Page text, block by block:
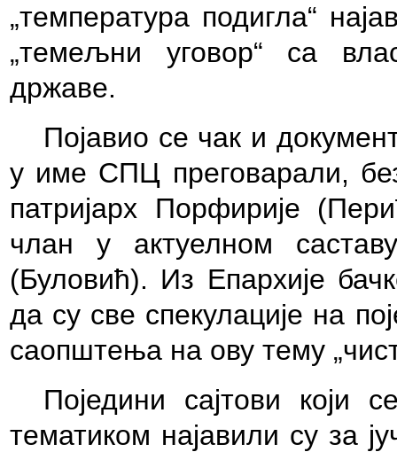
„температура подигла“
„темељни уговор“ са
државе.
Појавио се чак и
у име СПЦ преговарали,
патријарх Порфирије
члан у актуелном
(Буловић). Из Епархије
да су све спекулације на
саопштења на ову тему
Поједини сајтови који
тематиком најавили су за